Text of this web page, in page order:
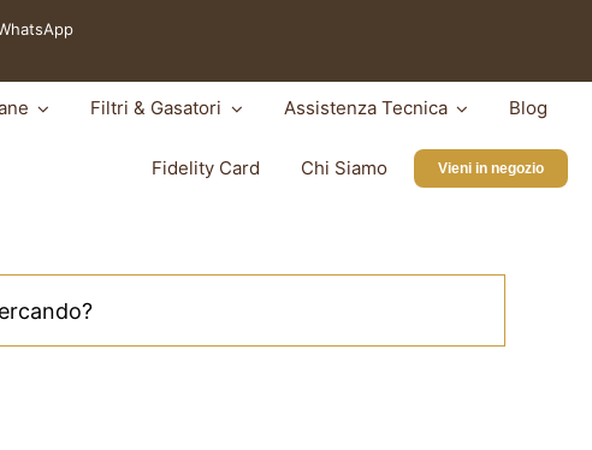
Filtri & Gasatori Assistenza Tecnica Blog
Fidelity Card Chi Siamo Vieni in negozio